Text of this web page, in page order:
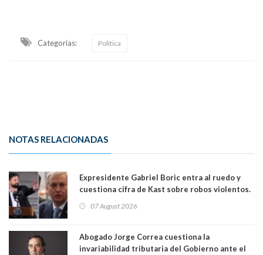
Categorias: Política
NOTAS RELACIONADAS
Expresidente Gabriel Boric entra al ruedo y
cuestiona cifra de Kast sobre robos violentos.
Gobierno le respondió
07 August 2026
Abogado Jorge Correa cuestiona la
invariabilidad tributaria del Gobierno ante el